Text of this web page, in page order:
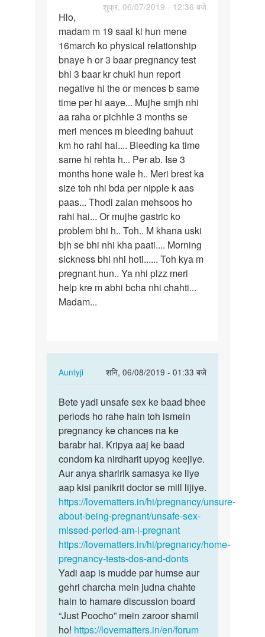
शुक्र, 06/07/2019 - 12:36 बजे
Hlo,
madam
m
19
saal
ki
hun…
Hlo,
madam m 19 saal ki hun mene
16march ko physical relationship
bnaye h or 3 baar pregnancy test
bhi 3 baar kr chuki hun report
negative hi the or mences b same
time per hi aaye... Mujhe smjh nhi
aa raha or pichhle 3 months se
meri mences m bleeding bahuut
km ho rahi hai.... Bleeding ka time
same hi rehta h... Per ab. Ise 3
months hone wale h.. Meri brest ka
size toh nhi bda per nipple k aas
paas... Thodi zalan mehsoos ho
rahi hai... Or mujhe gastric ko
problem bhi h.. Toh.. M khana uski
bjh se bhi nhi kha paati.... Morning
sickness bhi nhi hoti...... Toh kya m
pregnant hun.. Ya nhi plzz meri
help kre m abhi bcha nhi chahti...
Madam...
Auntyji
शनि, 06/08/2019 - 01:33 बजे
In
to
Hlo,
madam
m
19
saal
ki
hun…
by
Kavitaawasthi
Bete
yadi
unsafe
sex
ke
baad…
Bete yadi unsafe sex ke baad bhee
periods ho rahe hain toh ismein
pregnancy ke chances na ke
barabr hai. Kripya aaj ke baad
condom ka nirdharit upyog keejiye.
Aur anya sharirik samasya ke liye
aap kisi panikrit doctor se mill lijiye.
https://lovematters.in/hi/pregnancy/unsure-
about-being-pregnant/unsafe-sex-
missed-period-am-i-pregnant
https://lovematters.in/hi/pregnancy/home-
pregnancy-tests-dos-and-donts
Yadi aap is mudde par humse aur
gehri charcha mein judna chahte
hain to hamare discussion board
“Just Poocho” mein zaroor shamil
ho! https://lovematters.in/en/forum